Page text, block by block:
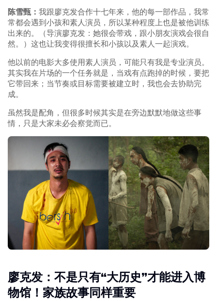
陈雪甄： 我跟廖克发合作十七年来，他的每一部作品，我常
常都会遇到小孩和素人演员，所以某种程度上也是被他训练
出来的。（导演廖克发：她很会带戏，跟小朋友演戏会很自
然。）这也让我变得很擅长和小孩以及素人一起演戏。
他以前的电影大多使用素人演员，可能只有我是专业演员。
其实我在片场的一个任务就是，当戏有点跑掉的时候，要把
它带回来；当节奏或目标需要被建立时，我也会去协助完
成。
虽然我是配角，但很多时候其实是在旁边默默地做这些事
情，只是大家未必会察觉而已。
廖克发：不是只有“大历史”才能进入博
物馆！家族故事同样重要